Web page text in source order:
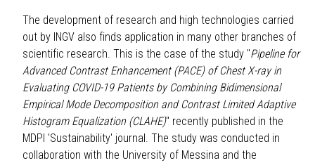
The development of research and high technologies carried
out by INGV also finds application in many other branches of
scientific research. This is the case of the study "Pipeline for
Advanced Contrast Enhancement (PACE) of Chest X-ray in
Evaluating COVID-19 Patients by Combining Bidimensional
Empirical Mode Decomposition and Contrast Limited Adaptive
Histogram Equalization (CLAHE)" recently published in the
MDPI 'Sustainability' journal. The study was conducted in
collaboration with the University of Messina and the